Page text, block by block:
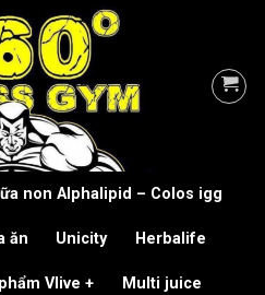
non Alphalipid – Colos igg
ăn Unicity Herbalife
Vlive + Multi juice